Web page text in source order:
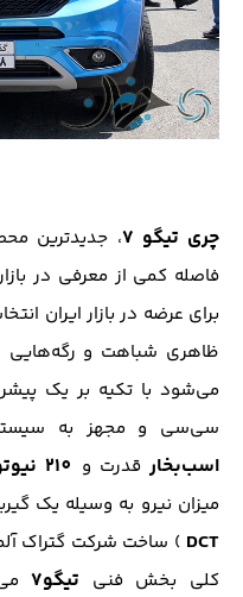
چری تیگو 7 ، جدید‌ترین
فاصله کمی از معرفی در
برای عرضه در بازار ایران
ظاهری شباهت و رگه‌هایی
می‌شود با تکیه بر یک پیشرانه 4 سیلندر با حجم
سی‌سی و مجهز به سیستم
اسب‌بخارقدرت و 210 نیوتون‌متر
میزان نیرو به وسیله یک
DCT ) ساخت شرکت گتراک
کلی بخش فنی تیگو7